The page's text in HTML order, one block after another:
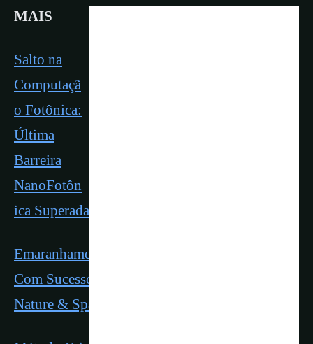
MAIS
Salto na
Computaçã
o Fotônica:
Última
Barreira
NanoFotôn
ica Superada | Nature & Space
Emaranhamento Quantico de Fótons Realizado
Com Sucesso em Novo Laboratório da UNB |
Nature & Space